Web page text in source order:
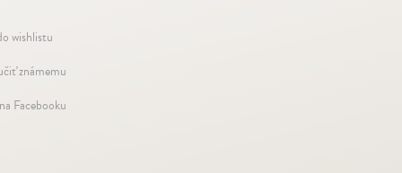
wishlistu
známemu
Facebooku